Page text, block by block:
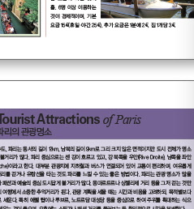
홀름
니아 FINLAND·ESTONIA
TO EUROPE